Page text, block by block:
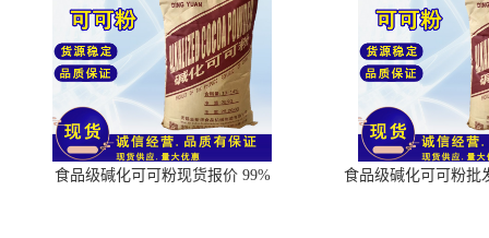
食品级碱化可可粉现货报价 99% 食品级碱化可可粉批